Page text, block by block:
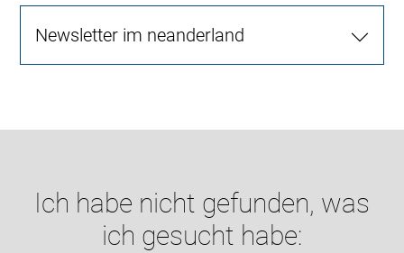
Newsletter im neanderland
Ich habe nicht gefunden, was
ich gesucht habe: